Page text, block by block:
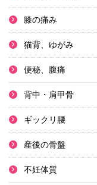
膝の痛み
猫背、ゆがみ
便秘、腹痛
背中・肩甲骨
ギックリ腰
産後の骨盤
不妊体質